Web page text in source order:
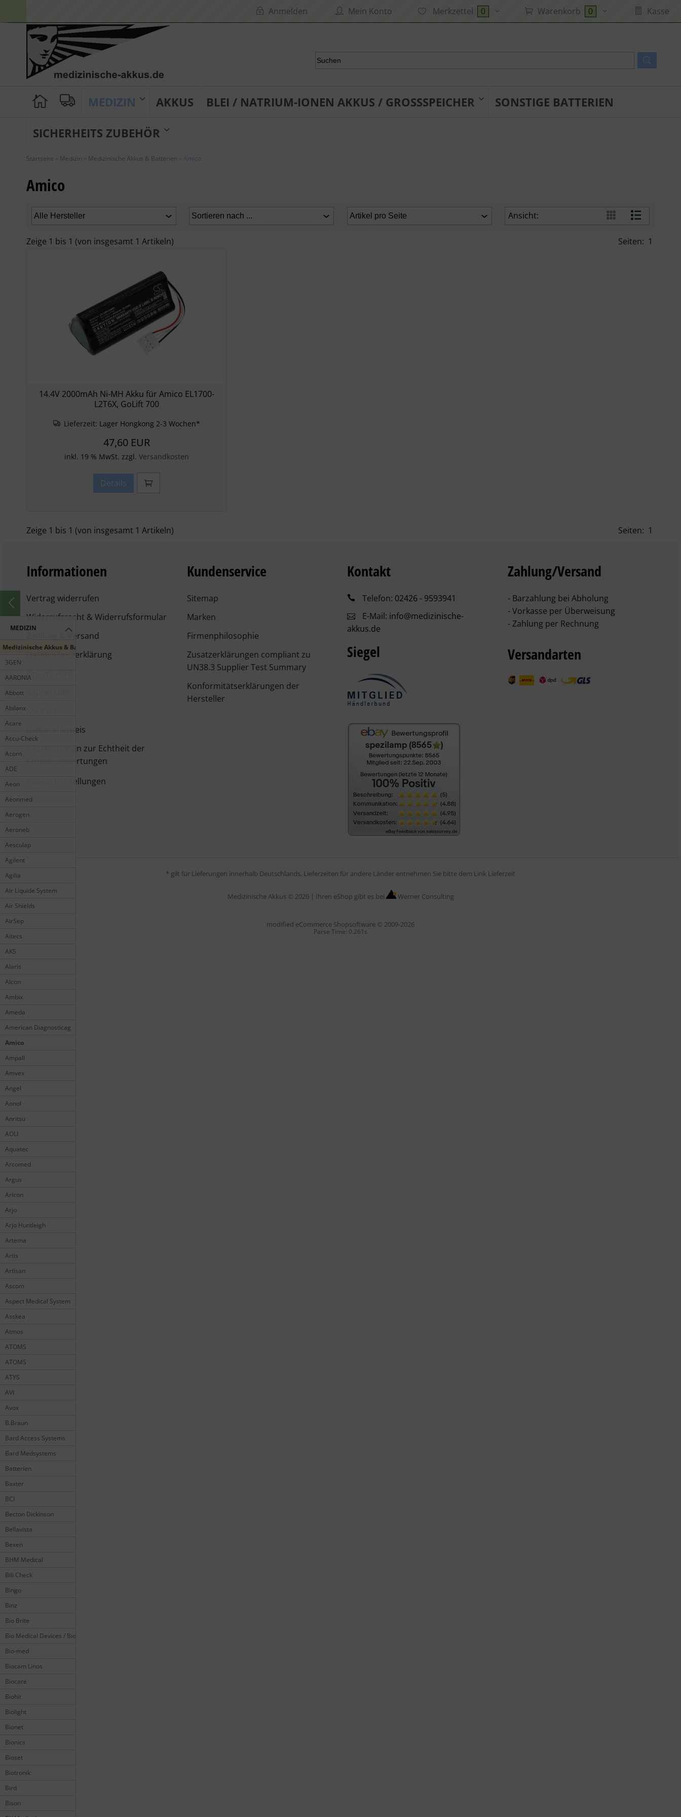
Anmelden Mein Konto Merkzettel 0 Warenkorb 0 Kasse
MEDIZIN AKKUS BLEI / NATRIUM-IONEN AKKUS / GROSSSPEICHER SONSTIGE BATTERIEN
SICHERHEITS ZUBEHÖR
MEDIZIN
Medizinische Akkus & Batterien
3GEN
AARONIA
Abbott
Abilanx
Acare
Accu-Check
Acorn
ADE
Aeon
Aeonmed
Aerogen
Aeroneb
Aesculap
Agilent
Agilia
Air Liquide System
Air Shields
AirSep
Aitecs
AKS
Alaris
Alcon
Ambix
Ameda
American Diagnosticag
Amico
Ampall
Amvex
Angel
Annol
Anritsu
AOLI
Aquatec
Arcomed
Argus
Aricon
Arjo
Arjo Huntleigh
Artema
Artis
Artisan
Ascom
Aspect Medical System
Asskea
Atmos
ATOMS
ATOMS
ATYS
AVI
Avox
B.Braun
Bard Access Systems
Bard Medsystems
Batterien
Baxter
BCI
Becton Dickinson
Bellavista
Bexen
BHM Medical
Bili Check
Bingo
Binz
Bio Brite
Bio Medical Devices / Biomedical
Bio-med
Biocam Linos
Biocare
Biohit
Biolight
Bionet
Bionics
Bioset
Biotronik
Bird
Bison
Startseite » Medizin » Medizinische Akkus & Batterien » Amico
Amico
Ansicht:
Zeige 1 bis 1 (von insgesamt 1 Artikeln) Seiten: 1
14.4V 2000mAh Ni-MH Akku für Amico EL1700-
L2T6X, GoLift 700
Lieferzeit: Lager Hongkong 2-3 Wochen*
47,60 EUR
inkl. 19 % MwSt. zzgl. Versandkosten
Details
Zeige 1 bis 1 (von insgesamt 1 Artikeln) Seiten: 1
Informationen
Vertrag widerrufen
Widerrufsrecht & Widerrufsformular
Zahlung & Versand
Datenschutzerklärung
Unsere AGB
Batteriehinweis
Informationen zur Echtheit der
Kundenbewertungen
Cookie Einstellungen
Kundenservice
Sitemap
Marken
Firmenphilosophie
Zusatzerklärungen compliant zu
UN38.3 Supplier Test Summary
Konformitätserklärungen der
Hersteller
Kontakt
Telefon: 02426 - 9593941
E-Mail: info@medizinische-
akkus.de
Siegel
Zahlung/Versand
- Barzahlung bei Abholung
- Vorkasse per Überweisung
- Zahlung per Rechnung
Versandarten
* gilt für Lieferungen innerhalb Deutschlands, Lieferzeiten für andere Länder entnehmen Sie bitte dem Link Lieferzeit
Medizinische Akkus © 2026 | Ihren eShop gibt es bei Werner Consulting
modified eCommerce Shopsoftware © 2009-2026
Parse Time: 0.261s